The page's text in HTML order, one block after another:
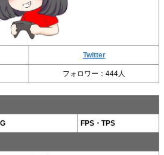
Twitter
フォロワー：444人
FPS・TPS